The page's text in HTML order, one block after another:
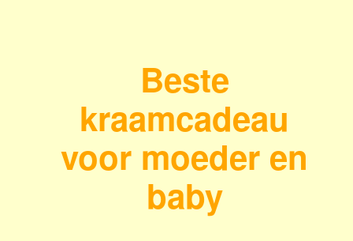
Beste
kraamcadeau
voor moeder en
baby